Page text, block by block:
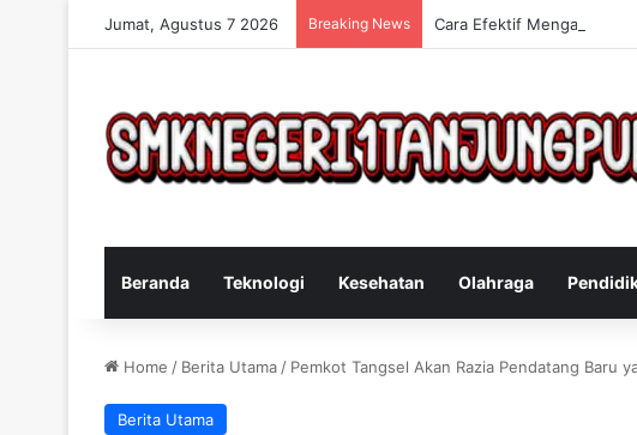
Jumat, Agustus 7 2026 Breaking News Cara Efektif Mengatasi
Beranda Teknologi Kesehatan Olahraga
Home / Berita Utama / Pemkot Tangsel Akan Razia Pendatang Baru
Berita Utama